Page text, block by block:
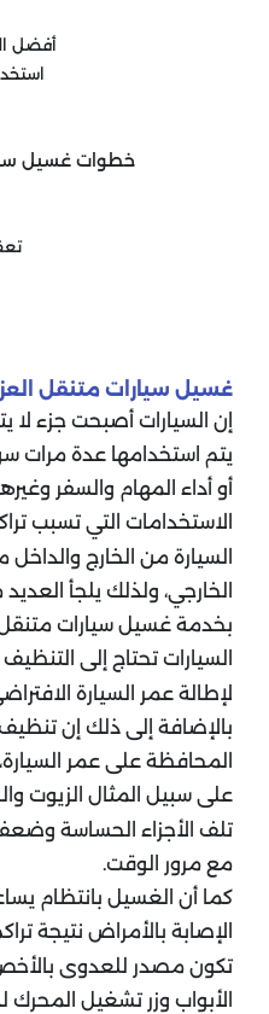
أفضل
خطوات غسيل
غسيل سيارات متنقل
إن السيارات أصبحت جزء لا
يتم استخدامها عدة مرات
أو أداء المهام والسفر
الاستخدامات التي تسبب
السيارة من الخارج
الخارجي، ولذلك يلجأ
بخدمة غسيل سيارات متنقل
السيارات تحتاج إلى
لإطالة عمر السيارة
بالإضافة إلى ذلك إن
المحافظة على عمر
على سبيل المثال الزيوت
تلف الأجزاء الحساسة
مع مرور الوقت.
كما أن الغسيل بانتظام
الإصابة بالأمراض نتيجة
تكون مصدر للعدوى
الأبواب وزر تشغيل المحرك